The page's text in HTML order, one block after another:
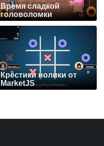
Время сладкой
головоломки
Крестики нолики от
MarketJS